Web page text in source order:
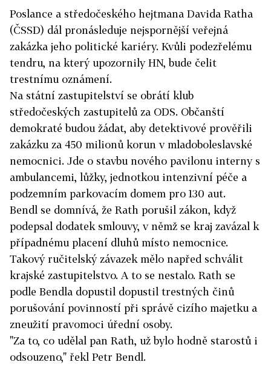
Poslance a středočeského hejtmana Davida Ratha
(ČSSD) dál pronásleduje nejspornější veřejná
zakázka jeho politické kariéry. Kvůli podezřelému
tendru, na který upozornily HN, bude čelit
trestnímu oznámení.
Na státní zastupitelství se obrátí klub
středočeských zastupitelů za ODS. Občanští
demokraté budou žádat, aby detektivové prověřili
zakázku za 450 milionů korun v mladoboleslavské
nemocnici. Jde o stavbu nového pavilonu interny s
ambulancemi, lůžky, jednotkou intenzivní péče a
podzemním parkovacím domem pro 130 aut.
Bendl se domnívá, že Rath porušil zákon, když
podepsal dodatek smlouvy, v němž se kraj zavázal k
případnému placení dluhů místo nemocnice.
Takový ručitelský závazek mělo napřed schválit
krajské zastupitelstvo. A to se nestalo. Rath se
podle Bendla dopustil dopustil trestných činů
porušování povinností při správě cizího majetku a
zneužití pravomoci úřední osoby.
"Za to, co udělal pan Rath, už bylo hodně starostů i
odsouzeno," řekl Petr Bendl.